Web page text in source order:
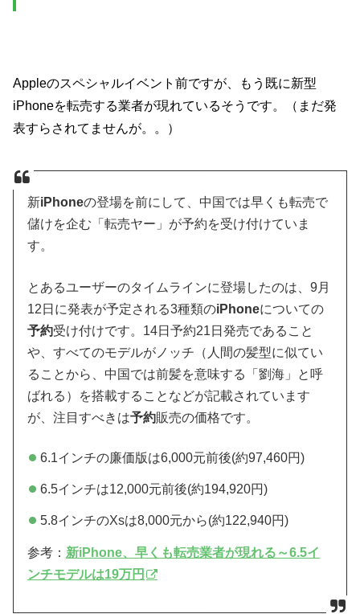
Appleのスペシャルイベント前ですが、もう既に新型
iPhoneを転売する業者が現れているそうです。（まだ発
表すらされてませんが。。）
新iPhoneの登場を前にして、中国では早くも転売で
儲けを企む「転売ヤー」が予約を受け付けていま
す。
とあるユーザーのタイムラインに登場したのは、9月
12日に発表が予定される3種類のiPhoneについての
予約受け付けです。14日予約21日発売であること
や、すべてのモデルがノッチ（人間の髪型に似てい
ることから、中国では前髪を意味する「劉海」と呼
ばれる）を搭載することなどが記載されています
が、注目すべきは予約販売の価格です。
6.1インチの廉価版は6,000元前後(約97,460円)
6.5インチは12,000元前後(約194,920円)
5.8インチのXsは8,000元から(約122,940円)
参考： 新iPhone、早くも転売業者が現れる～6.5イ
ンチモデルは19万円